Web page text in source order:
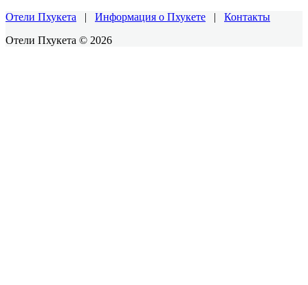
Отели Пхукета | Информация о Пхукете | Контакты
Отели Пхукета © 2026